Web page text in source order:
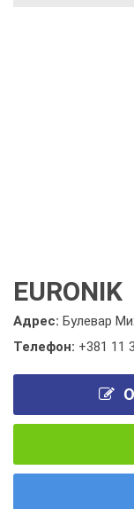
EURONIK
Адрес: Булевар
Телефон: +381 11